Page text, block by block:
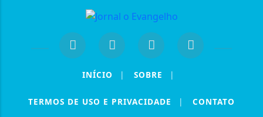
INÍCIO | SOBRE |
TERMOS DE USO E PRIVACIDADE | CONTATO
Termos de Uso e Privacidade